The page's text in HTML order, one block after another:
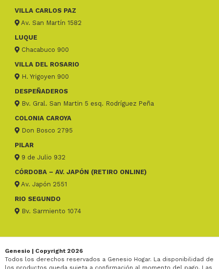
VILLA CARLOS PAZ
Av. San Martín 1582
LUQUE
Chacabuco 900
VILLA DEL ROSARIO
H. Yrigoyen 900
DESPEÑADEROS
Bv. Gral. San Martin 5 esq. Rodríguez Peña
COLONIA CAROYA
Don Bosco 2795
PILAR
9 de Julio 932
CÓRDOBA – AV. JAPÓN (RETIRO ONLINE)
Av. Japón 2551
RIO SEGUNDO
Bv. Sarmiento 1074
Genesio | Copyright 2026
Todos los derechos reservados a Genesio Hogar. La disponibilidad de
los productos queda sujeta a confirmación al momento del pago. Las